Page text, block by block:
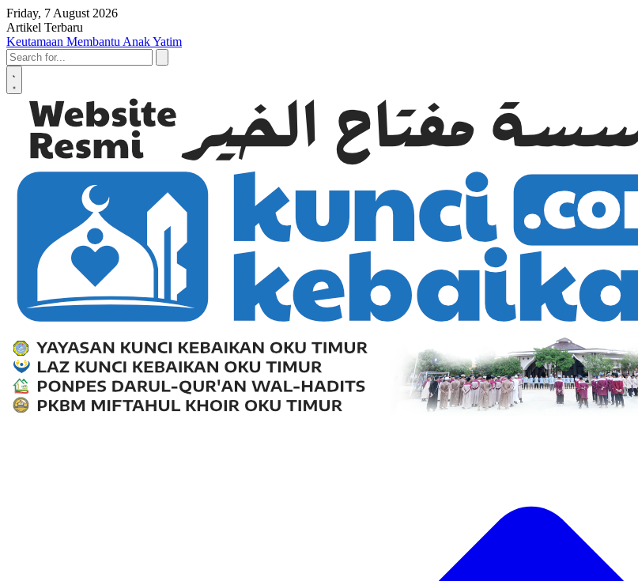
Skip to content
Friday, 7 August 2026
Artikel Terbaru
Keutamaan Membantu Anak Yatim